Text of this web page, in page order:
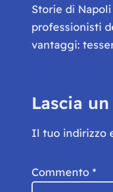
Storie di
professionisti
vantaggi:
Lascia
Il tuo indirizzo
Commento *